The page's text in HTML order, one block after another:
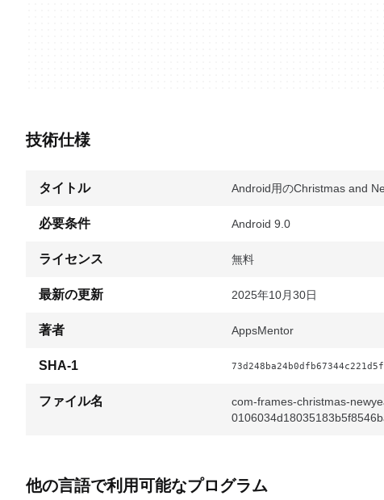
技術仕様
タイトル Android用のChristmas and
必要条件 Android 9.0
ライセンス 無料
最新の更新 2025年10月30日
著者 AppsMentor
SHA-1
ファイル名
com-frames-christmas-
他の言語で利用可能なプログラム